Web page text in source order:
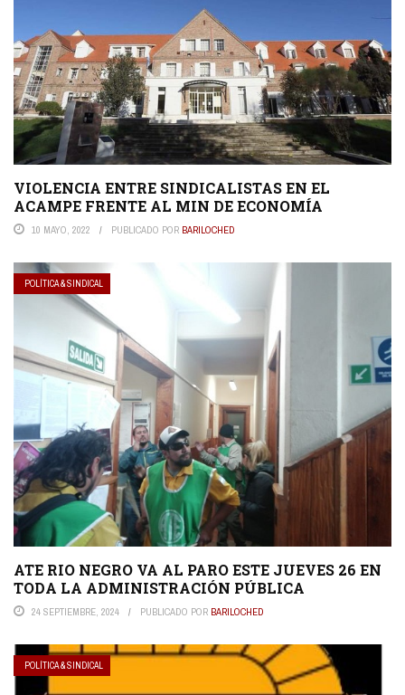
VIOLENCIA ENTRE SINDICALISTAS EN EL
ACAMPE FRENTE AL MIN DE ECONOMÍA
10 MAYO, 2022 PUBLICADO POR BARILOCHED
POLÍTICA & SINDICAL
ATE RIO NEGRO VA AL PARO ESTE JUEVES 26 EN
TODA LA ADMINISTRACIÓN PÚBLICA
24 SEPTIEMBRE, 2024 PUBLICADO POR BARILOCHED
POLÍTICA & SINDICAL